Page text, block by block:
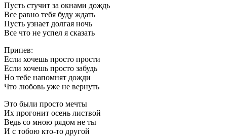
Пусть стучит за окнами дождь
Все равно тебя буду ждать
Пусть узнает долгая ночь
Все что не успел я сказать
Припев:
Если хочешь просто прости
Если хочешь просто забудь
Но тебе напомнят дожди
Что любовь уже не вернуть
Это были просто мечты
Их прогонит осень листвой
Ведь со мною рядом не ты
И с тобою кто-то другой